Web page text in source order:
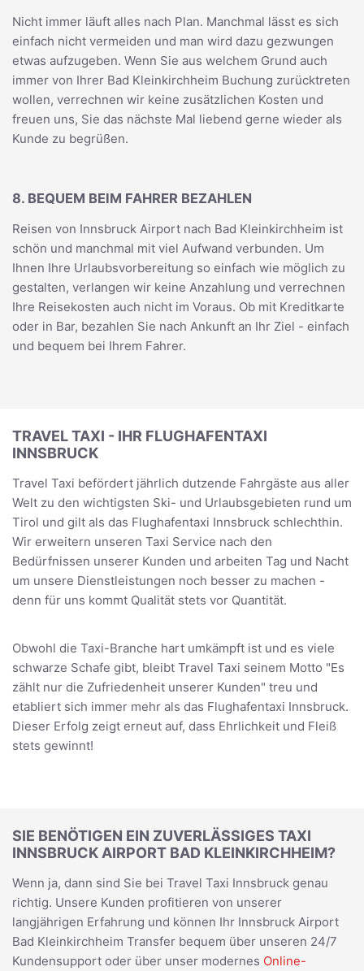
Nicht immer läuft alles nach Plan. Manchmal lässt es sich
einfach nicht vermeiden und man wird dazu gezwungen
etwas aufzugeben. Wenn Sie aus welchem Grund auch
immer von Ihrer Bad Kleinkirchheim Buchung zurücktreten
wollen, verrechnen wir keine zusätzlichen Kosten und
freuen uns, Sie das nächste Mal liebend gerne wieder als
Kunde zu begrüßen.
8. BEQUEM BEIM FAHRER BEZAHLEN
Reisen von Innsbruck Airport nach Bad Kleinkirchheim ist
schön und manchmal mit viel Aufwand verbunden. Um
Ihnen Ihre Urlaubsvorbereitung so einfach wie möglich zu
gestalten, verlangen wir keine Anzahlung und verrechnen
Ihre Reisekosten auch nicht im Voraus. Ob mit Kreditkarte
oder in Bar, bezahlen Sie nach Ankunft an Ihr Ziel - einfach
und bequem bei Ihrem Fahrer.
TRAVEL TAXI - IHR FLUGHAFENTAXI
INNSBRUCK
Travel Taxi befördert jährlich dutzende Fahrgäste aus aller
Welt zu den wichtigsten Ski- und Urlaubsgebieten rund um
Tirol und gilt als das Flughafentaxi Innsbruck schlechthin.
Wir erweitern unseren Taxi Service nach den
Bedürfnissen unserer Kunden und arbeiten Tag und Nacht
um unsere Dienstleistungen noch besser zu machen -
denn für uns kommt Qualität stets vor Quantität.
Obwohl die Taxi-Branche hart umkämpft ist und es viele
schwarze Schafe gibt, bleibt Travel Taxi seinem Motto "Es
zählt nur die Zufriedenheit unserer Kunden" treu und
etabliert sich immer mehr als das Flughafentaxi Innsbruck.
Dieser Erfolg zeigt erneut auf, dass Ehrlichkeit und Fleiß
stets gewinnt!
SIE BENÖTIGEN EIN ZUVERLÄSSIGES TAXI
INNSBRUCK AIRPORT BAD KLEINKIRCHHEIM?
Wenn ja, dann sind Sie bei Travel Taxi Innsbruck genau
richtig. Unsere Kunden profitieren von unserer
langjährigen Erfahrung und können Ihr Innsbruck Airport
Bad Kleinkirchheim Transfer bequem über unseren 24/7
Kundensupport oder über unser modernes Online-